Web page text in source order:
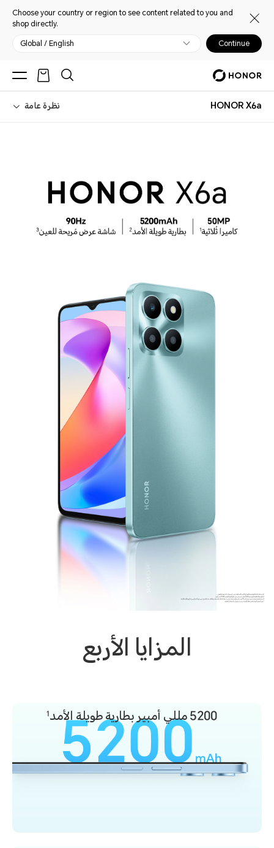
Choose your country or region to see content related to you and
shop directly.
Global / English Continue
HONOR X6a نظرة عامة
المزايا الأربع
5200 مللي أمبير بطارية طويلة الأمد1